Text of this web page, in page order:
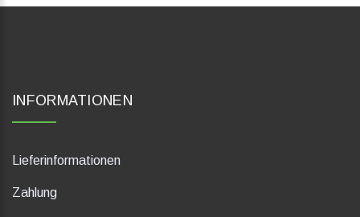
INFORMATIONEN
Lieferinformationen
Zahlung